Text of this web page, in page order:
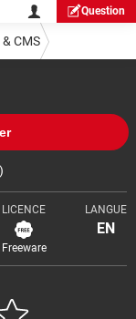
Question
LICENCE
Freeware
LANGUE
EN
CMS